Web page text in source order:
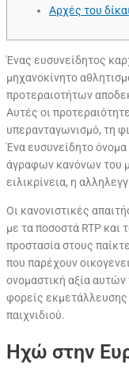
Αρχές του
Ένας ευσυνείδητος
μηχανοκίνητο
προτεραιοτήτων
Αυτές οι
υπερανταγωνισμό, τη
Ένα ευσυνείδητο
άγραφων κανόνων του
ειλικρίνεια, η
Οι κανονιστικές
με τα ποσοστά RTP και
προστασία στους
που παρέχουν
ονομαστική αξία
φορείς εκμετάλλευσης
παιχνιδιού.
Ηχώ στην